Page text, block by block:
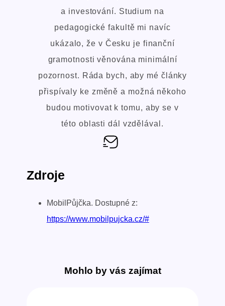
a investování. Studium na
pedagogické fakultě mi navíc
ukázalo, že v Česku je finanční
gramotnosti věnována minimální
pozornost. Ráda bych, aby mé články
přispívaly ke změně a možná někoho
budou motivovat k tomu, aby se v
této oblasti dál vzdělával.
Zdroje
MobilPůjčka. Dostupné z:
https://www.mobilpujcka.cz/#
Mohlo by vás zajímat